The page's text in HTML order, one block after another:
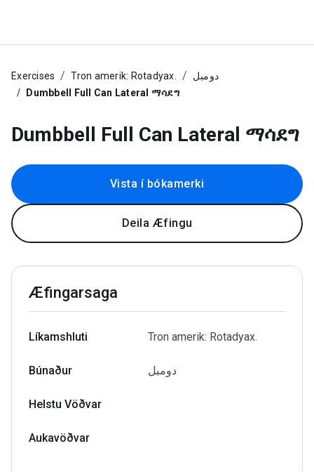
Exercises Tron amerik: Rotadyax.
دومبل
Dumbbell Full Can Lateral ማሳደግ
Dumbbell Full Can Lateral ማሳደግ
Vista í bókamerki
Deila Æfingu
Æfingarsaga
Líkamshluti Tron amerik: Rotadyax.
Búnaður دومبل
Helstu Vöðvar
Aukavöðvar